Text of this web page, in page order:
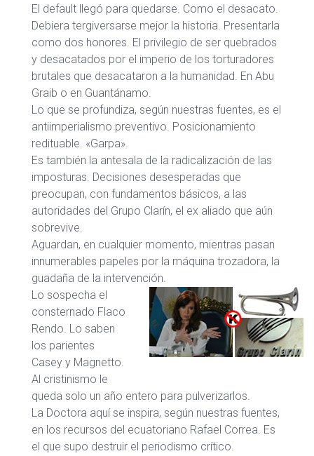
El default llegó para quedarse. Como el desacato.
Debiera tergiversarse mejor la historia. Presentarla
como dos honores. El privilegio de ser quebrados
y desacatados por el imperio de los torturadores
brutales que desacataron a la humanidad. En Abu
Graib o en Guantánamo.
Lo que se profundiza, según nuestras fuentes, es el
antiimperialismo preventivo. Posicionamiento
redituable. «Garpa».
Es también la antesala de la radicalización de las
imposturas. Decisiones desesperadas que
preocupan, con fundamentos básicos, a las
autoridades del Grupo Clarín, el ex aliado que aún
sobrevive.
Aguardan, en cualquier momento, mientras pasan
innumerables papeles por la máquina trozadora, la
guadaña de la intervención.
Lo sospecha el
consternado Flaco
Rendo. Lo saben
los parientes
Casey y Magnetto.
Al cristinismo le
queda solo un año entero para pulverizarlos.
La Doctora aquí se inspira, según nuestras fuentes,
en los recursos del ecuatoriano Rafael Correa. Es
el que supo destruir el periodismo crítico.